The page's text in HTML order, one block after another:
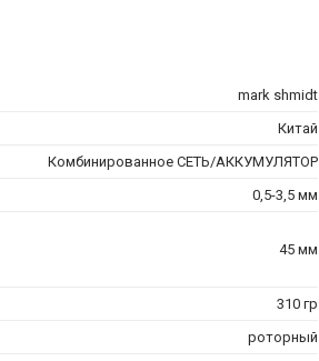
mark shmidt
Китай
Комбинированное СЕТЬ/АККУМУЛЯТОР
0,5-3,5 мм
45 мм
310 гр
роторный